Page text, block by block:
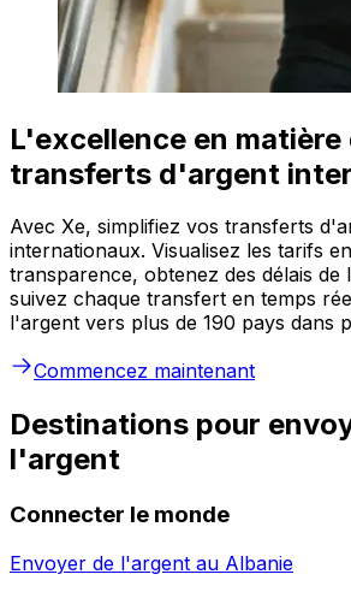
L'excellence en matière
transferts d'argent
Avec Xe, simplifiez vos transferts
internationaux. Visualisez les tarifs
transparence, obtenez des délais de
suivez chaque transfert en temps
l'argent vers plus de 190 pays dans
Commencez maintenant
Destinations pour
l'argent
Connecter le monde
Envoyer de l'argent au Albanie